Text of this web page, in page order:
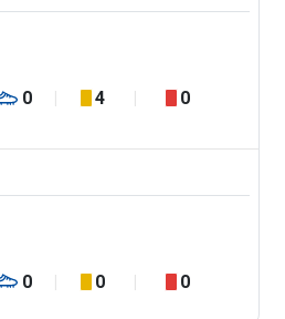
0 4 0
0 0 0